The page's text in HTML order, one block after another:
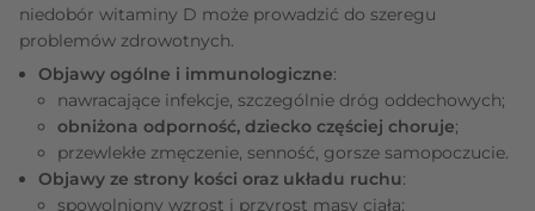
niedobór witaminy D może prowadzić do szeregu
problemów zdrowotnych.
Objawy ogólne i immunologiczne:
nawracające infekcje, szczególnie dróg oddechowych;
obniżona odporność, dziecko częściej choruje;
przewlekłe zmęczenie, senność, gorsze samopoczucie.
Objawy ze strony kości oraz układu ruchu:
spowolniony wzrost i przyrost masy ciała;